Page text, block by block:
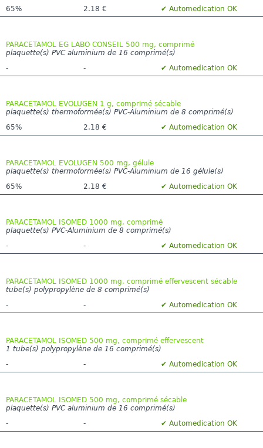
65% 2.18 € ✔ Automedication OK
PARACETAMOL EG LABO CONSEIL 500 mg, comprimé
plaquette(s) PVC aluminium de 16 comprimé(s)
-
- ✔ Automedication OK
PARACETAMOL EVOLUGEN 1 g, comprimé sécable
plaquette(s) thermoformée(s) PVC-Aluminium de 8 comprimé(s)
65%
2.18 € ✔ Automedication OK
PARACETAMOL EVOLUGEN 500 mg, gélule
plaquette(s) thermoformée(s) PVC-Aluminium de 16 gélule(s)
65%
2.18 € ✔ Automedication OK
PARACETAMOL ISOMED 1000 mg, comprimé
plaquette(s) PVC-Aluminium de 8 comprimé(s)
-
- ✔ Automedication OK
PARACETAMOL ISOMED 1000 mg, comprimé effervescent sécable
tube(s) polypropylène de 8 comprimé(s)
-
- ✔ Automedication OK
PARACETAMOL ISOMED 500 mg, comprimé effervescent
1 tube(s) polypropylène de 16 comprimé(s)
-
- ✔ Automedication OK
PARACETAMOL ISOMED 500 mg, comprimé sécable
plaquette(s) PVC aluminium de 16 comprimé(s)
-
- ✔ Automedication OK